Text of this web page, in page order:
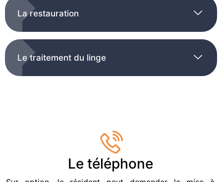
La restauration
Le traitement du linge
Le téléphone